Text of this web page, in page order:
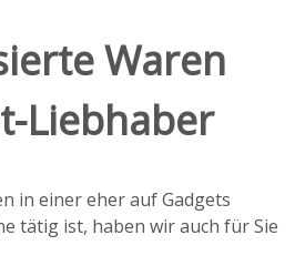
Waren
Liebhaber
in einer eher auf Gadgets
tätig ist, haben wir auch für Sie